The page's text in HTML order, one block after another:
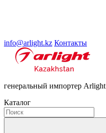
info@arlight.kz Контакты
генеральный импортер Arlight
Каталог